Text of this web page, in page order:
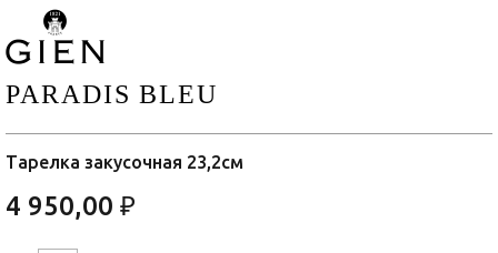
PARADIS BLEU
Тарелка закусочная 23,2см
4 950,00 ₽